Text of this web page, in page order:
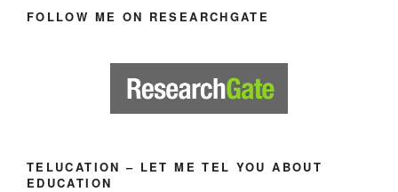
FOLLOW ME ON RESEARCHGATE
TELUCATION – LET ME TEL YOU ABOUT
EDUCATION